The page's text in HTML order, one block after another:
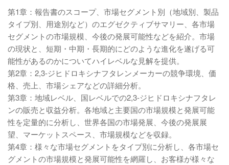
第1章：報告書のスコープ、市場セグメント別（地域別、製品
タイプ別、用途別など）のエグゼクティブサマリー、各市場
セグメントの市場規模、今後の発展可能性などを紹介。市場
の現状と、短期・中期・長期的にどのような進化を遂げる可
能性があるのかについてハイレベルな見解を提供。
第2章：2,3-ジヒドロキシナフタレンメーカーの競争環境、価
格、売上、市場シェアなどの詳細分析。
第3章：地域レベル、国レベルでの2,3-ジヒドロキシナフタレ
ンの販売と収益分析。各地域と主要国の市場規模と発展可能
性を定量的に分析し、世界各国の市場発展、今後の発展展
望、マーケットスペース、市場規模などを収録。
第4章：様々な市場セグメントをタイプ別に分析し、各市場セ
グメントの市場規模と発展可能性を網羅し、お客様が様々な